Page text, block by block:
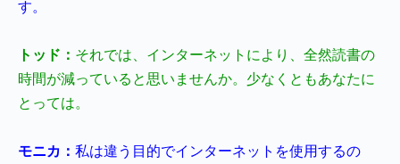
す。
トッド： それでは、インターネットにより、全然読書の
時間が減っていると思いませんか。少なくともあなたに
とっては。
モニカ： 私は違う目的でインターネットを使用するの